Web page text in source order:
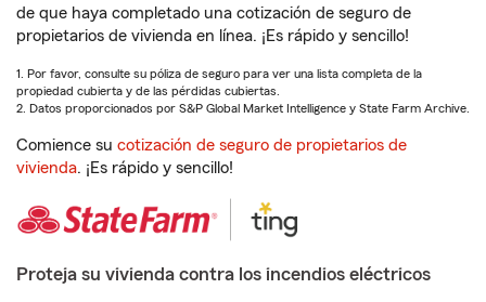
de que haya completado una cotización de seguro de
propietarios de vivienda en línea. ¡Es rápido y sencillo!
1. Por favor, consulte su póliza de seguro para ver una lista completa de la
propiedad cubierta y de las pérdidas cubiertas.
2. Datos proporcionados por S&P Global Market Intelligence y State Farm Archive.
Comience su cotización de seguro de propietarios de
vivienda. ¡Es rápido y sencillo!
Proteja su vivienda contra los incendios eléctricos